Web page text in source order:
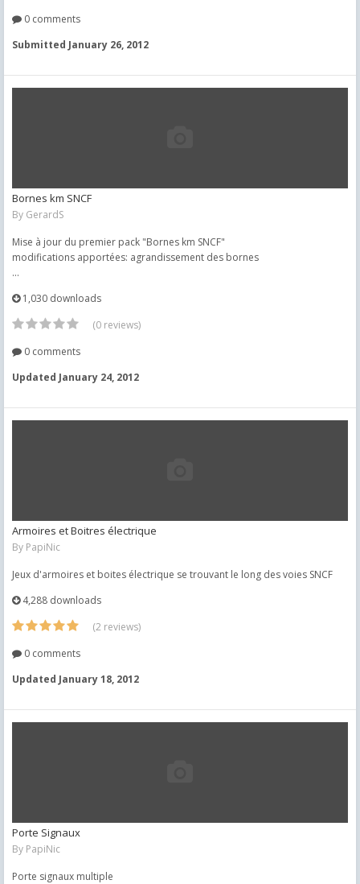
0 comments
Submitted January 26, 2012
Bornes km SNCF
By GerardS
Mise à jour du premier pack "Bornes km SNCF"
modifications apportées: agrandissement des bornes
...
1,030 downloads
(0 reviews)
0 comments
Updated January 24, 2012
Armoires et Boitres électrique
By PapiNic
Jeux d'armoires et boites électrique se trouvant le long des voies SNCF
4,288 downloads
(2 reviews)
0 comments
Updated January 18, 2012
Porte Signaux
By PapiNic
Porte signaux multiple